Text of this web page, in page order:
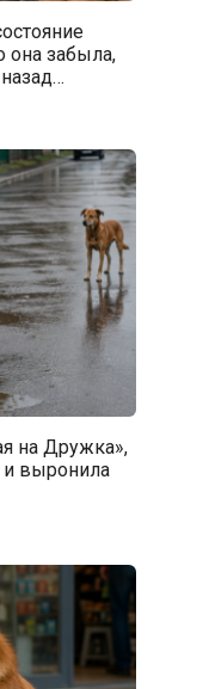
она забыла,
на Дружка»,
и выронила